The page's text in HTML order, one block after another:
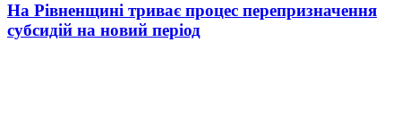
На Рівненщині триває процес перепризначення
субсидій на новий період